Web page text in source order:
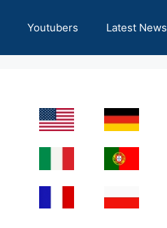
Youtubers Latest News